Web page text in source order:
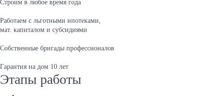
Строим в любое время года
Работаем с льготными ипотеками,
мат. капиталом и субсидиями
Собственные бригады профессионалов
Гарантия на дом 10 лет
Этапы работы